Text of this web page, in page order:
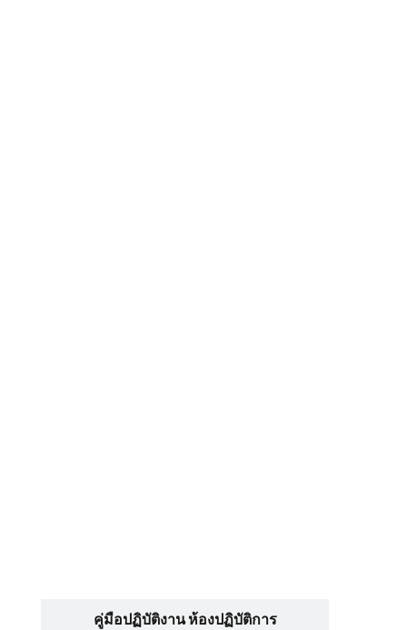
คู่มือปฏิบัติงาน ห้องปฏิบัติการ